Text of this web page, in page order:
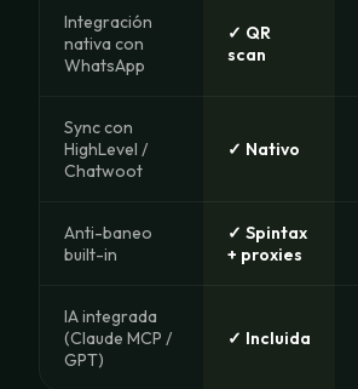
Integración
nativa con
WhatsApp
✓ QR
scan
Sync con
HighLevel /
Chatwoot
✓ Nativo
Anti-baneo
built-in
✓ Spintax
+ proxies
IA integrada
(Claude MCP /
GPT)
✓ Incluida